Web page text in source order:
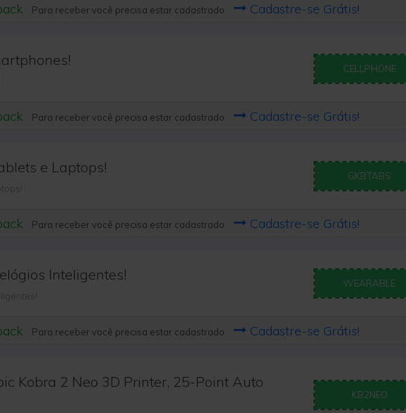
Para receber você precisa estar cadastrado Cadastre-se Grátis!
CELLPHONE
Para receber você precisa estar cadastrado Cadastre-se Grátis!
e Laptops! GKBTABS
Para receber você precisa estar cadastrado Cadastre-se Grátis!
Inteligentes! WEARABLE
Para receber você precisa estar cadastrado Cadastre-se Grátis!
Kobra 2 Neo 3D Printer, 25-Point Auto
KB2NEO